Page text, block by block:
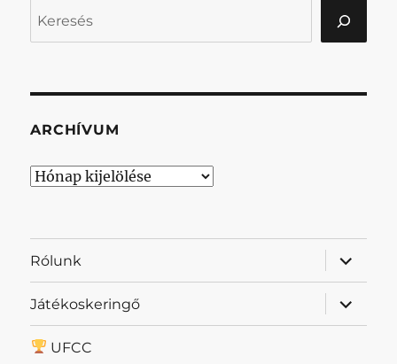
ARCHÍVUM
Archívum
Rólunk
almenü
Játékoskeringő
almenü
UFCC